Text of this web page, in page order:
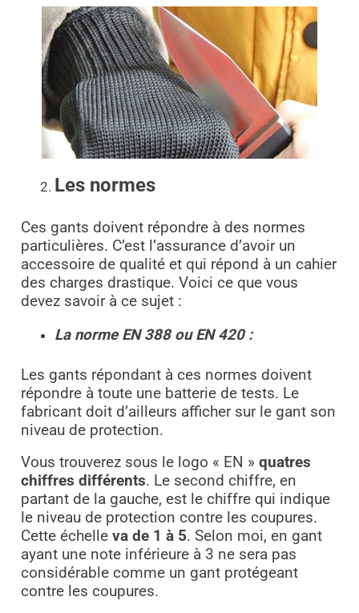
Les normes
Ces gants doivent répondre à des normes
particulières. C’est l’assurance d’avoir un
accessoire de qualité et qui répond à un cahier
des charges drastique. Voici ce que vous
devez savoir à ce sujet :
La norme EN 388 ou EN 420 :
Les gants répondant à ces normes doivent
répondre à toute une batterie de tests. Le
fabricant doit d’ailleurs afficher sur le gant son
niveau de protection.
Vous trouverez sous le logo « EN » quatres
chiffres différents. Le second chiffre, en
partant de la gauche, est le chiffre qui indique
le niveau de protection contre les coupures.
Cette échelle va de 1 à 5. Selon moi, en gant
ayant une note inférieure à 3 ne sera pas
considérable comme un gant protégeant
contre les coupures.